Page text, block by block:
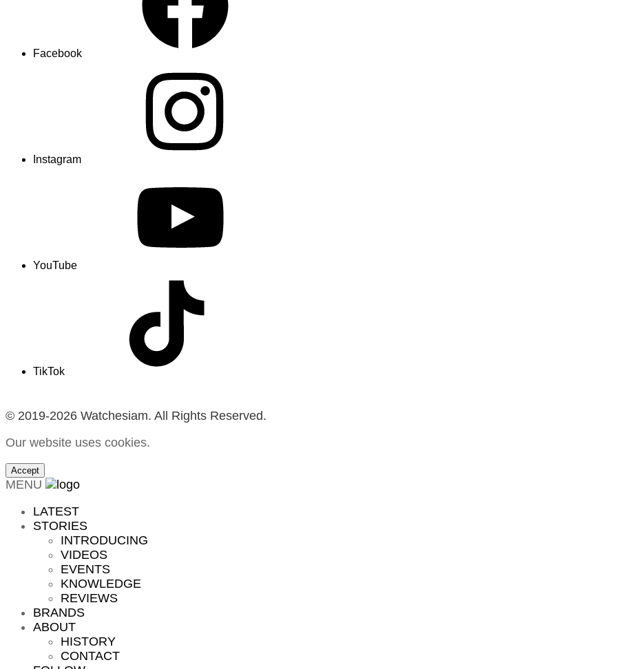
Facebook
Instagram
YouTube
TikTok
© 2019-2026 Watchesiam. All Rights Reserved.
Our website uses cookies.
Accept
MENU
LATEST
STORIES
INTRODUCING
VIDEOS
EVENTS
KNOWLEDGE
REVIEWS
BRANDS
ABOUT
HISTORY
CONTACT